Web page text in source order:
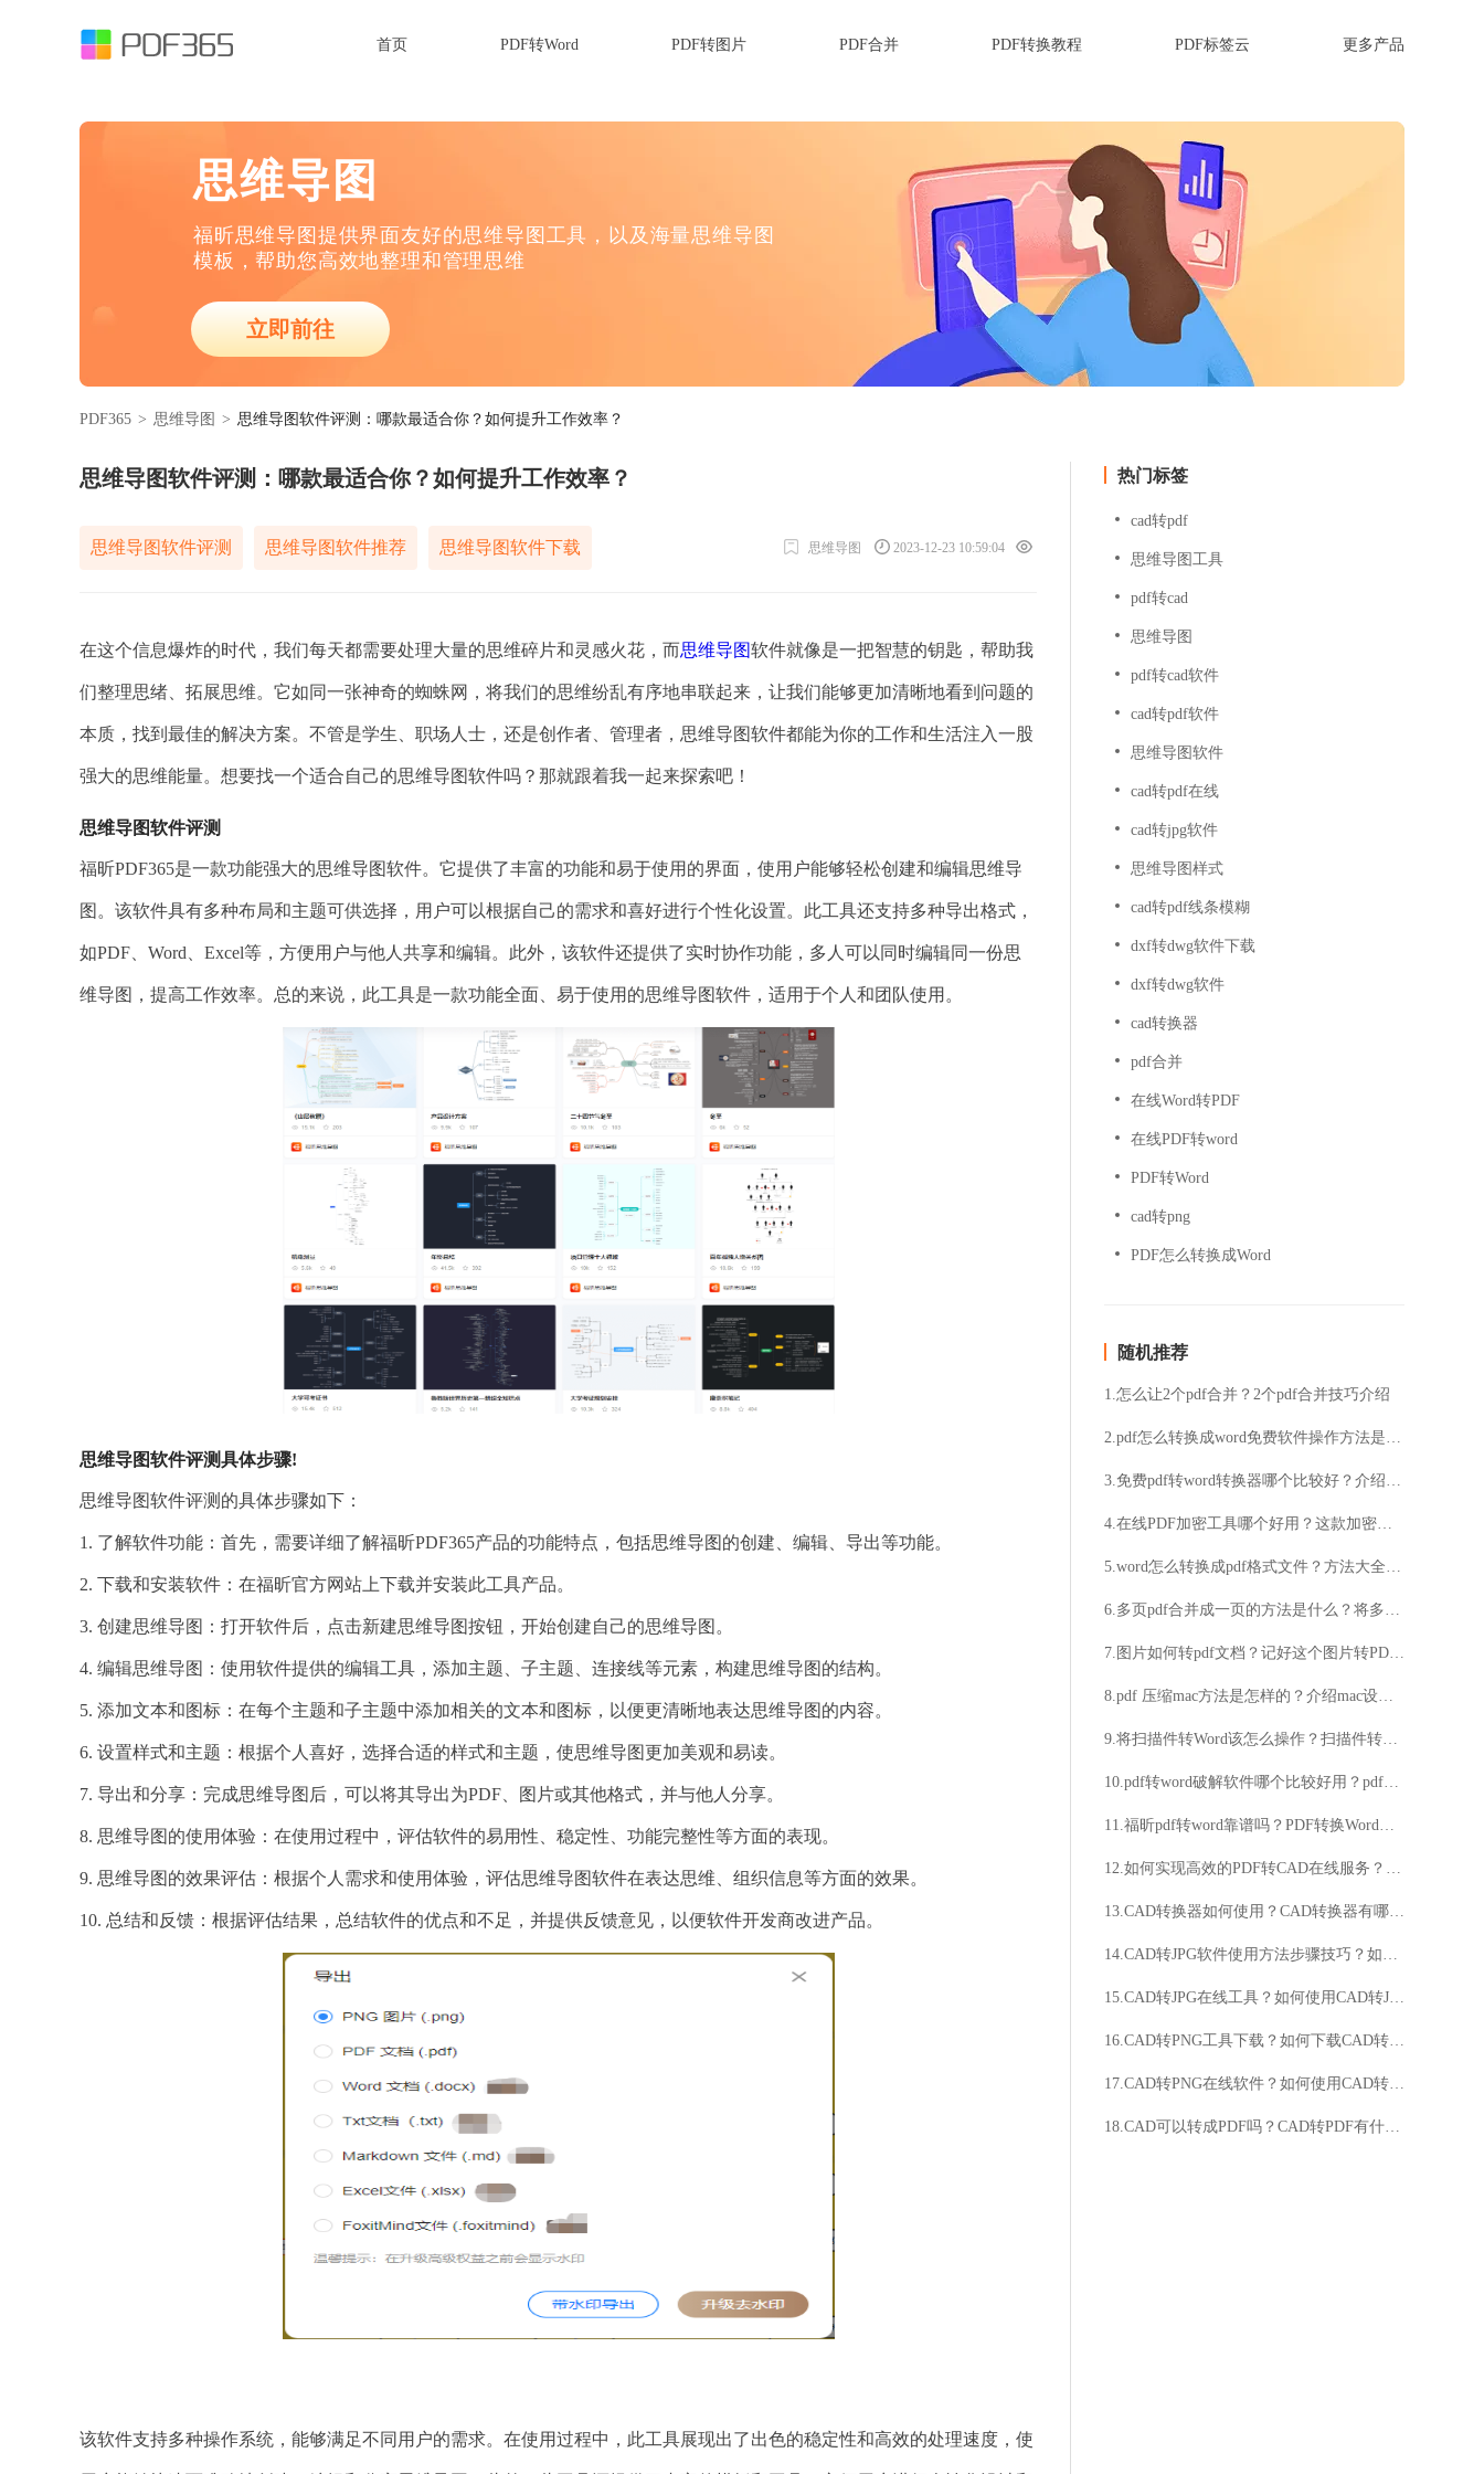
首页 PDF转Word PDF转图片 PDF合并 PDF转换教程 PDF标签云 更多产品
思维导图
福昕思维导图提供界面友好的思维导图工具，以及海量思维导图
模板，帮助您高效地整理和管理思维
立即前往
PDF365 > 思维导图 > 思维导图软件评测：哪款最适合你？如何提升工作效率？
思维导图软件评测：哪款最适合你？如何提升工作效率？
思维导图软件评测 思维导图软件推荐 思维导图软件下载 思维导图 2023-12-23 10:59:04
在这个信息爆炸的时代，我们每天都需要处理大量的思维碎片和灵感火花，而思维导图软件就像是一把智慧的钥匙，帮助我
们整理思绪、拓展思维。它如同一张神奇的蜘蛛网，将我们的思维纷乱有序地串联起来，让我们能够更加清晰地看到问题的
本质，找到最佳的解决方案。不管是学生、职场人士，还是创作者、管理者，思维导图软件都能为你的工作和生活注入一股
强大的思维能量。想要找一个适合自己的思维导图软件吗？那就跟着我一起来探索吧！
思维导图软件评测
福昕PDF365是一款功能强大的思维导图软件。它提供了丰富的功能和易于使用的界面，使用户能够轻松创建和编辑思维导
图。该软件具有多种布局和主题可供选择，用户可以根据自己的需求和喜好进行个性化设置。此工具还支持多种导出格式，
如PDF、Word、Excel等，方便用户与他人共享和编辑。此外，该软件还提供了实时协作功能，多人可以同时编辑同一份思
维导图，提高工作效率。总的来说，此工具是一款功能全面、易于使用的思维导图软件，适用于个人和团队使用。
思维导图软件评测具体步骤!
思维导图软件评测的具体步骤如下：
1. 了解软件功能：首先，需要详细了解福昕PDF365产品的功能特点，包括思维导图的创建、编辑、导出等功能。
2. 下载和安装软件：在福昕官方网站上下载并安装此工具产品。
3. 创建思维导图：打开软件后，点击新建思维导图按钮，开始创建自己的思维导图。
4. 编辑思维导图：使用软件提供的编辑工具，添加主题、子主题、连接线等元素，构建思维导图的结构。
5. 添加文本和图标：在每个主题和子主题中添加相关的文本和图标，以便更清晰地表达思维导图的内容。
6. 设置样式和主题：根据个人喜好，选择合适的样式和主题，使思维导图更加美观和易读。
7. 导出和分享：完成思维导图后，可以将其导出为PDF、图片或其他格式，并与他人分享。
8. 思维导图的使用体验：在使用过程中，评估软件的易用性、稳定性、功能完整性等方面的表现。
9. 思维导图的效果评估：根据个人需求和使用体验，评估思维导图软件在表达思维、组织信息等方面的效果。
10. 总结和反馈：根据评估结果，总结软件的优点和不足，并提供反馈意见，以便软件开发商改进产品。
该软件支持多种操作系统，能够满足不同用户的需求。在使用过程中，此工具展现出了出色的稳定性和高效的处理速度，使
热门标签
cad转pdf
思维导图工具
pdf转cad
思维导图
pdf转cad软件
cad转pdf软件
思维导图软件
cad转pdf在线
cad转jpg软件
思维导图样式
cad转pdf线条模糊
dxf转dwg软件下载
dxf转dwg软件
cad转换器
pdf合并
在线Word转PDF
在线PDF转word
PDF转Word
cad转png
PDF怎么转换成Word
随机推荐
1.怎么让2个pdf合并？2个pdf合并技巧介绍
2.pdf怎么转换成word免费软件操作方法是什么？图文告知解决方法
3.免费pdf转word转换器哪个比较好？介绍pdf转word比较好用的工具！
4.在线PDF加密工具哪个好用？这款加密工具特别实用
5.word怎么转换成pdf格式文件？方法大全值得学习
6.多页pdf合并成一页的方法是什么？将多页pdf合并成一页的步骤
7.图片如何转pdf文档？记好这个图片转PDF的好方法
8.pdf 压缩mac方法是怎样的？介绍mac设备的pdf压缩方法
9.将扫描件转Word该怎么操作？扫描件转Word的小技巧
10.pdf转word破解软件哪个比较好用？pdf转word破解软件用法详解
11.福昕pdf转word靠谱吗？PDF转换Word真的容易
12.如何实现高效的PDF转CAD在线服务？想要快速转换PDF到CAD？试试在线工具吧！
13.CAD转换器如何使用？CAD转换器有哪些技巧？
14.CAD转JPG软件使用方法步骤技巧？如何使用CAD转JPG软件？
15.CAD转JPG在线工具？如何使用CAD转JPG在线工具？
16.CAD转PNG工具下载？如何下载CAD转PNG工具？
17.CAD转PNG在线软件？如何使用CAD转PNG在线软件？
18.CAD可以转成PDF吗？CAD转PDF有什么方法？